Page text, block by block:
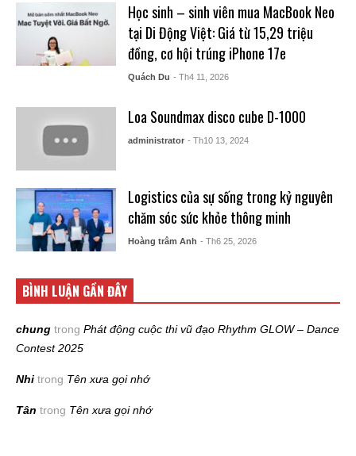
Học sinh – sinh viên mua MacBook Neo
tại Di Động Việt: Giá từ 15,29 triệu
đồng, cơ hội trúng iPhone 17e
Quách Du - Th4 11, 2026
Loa Soundmax disco cube D-1000
administrator - Th10 13, 2024
Logistics của sự sống trong kỷ nguyên
chăm sóc sức khỏe thông minh
Hoàng trâm Anh - Th6 25, 2026
BÌNH LUẬN GẦN ĐÂY
chung trong Phát động cuộc thi vũ đạo Rhythm GLOW – Dance
Contest 2025
Nhi trong Tên xưa gọi nhớ
Tân trong Tên xưa gọi nhớ